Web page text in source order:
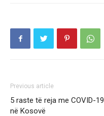
Previous article
5 raste të reja me COVID-19
në Kosovë